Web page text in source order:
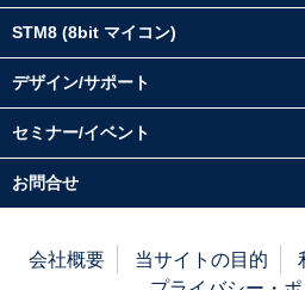
STM8 (8bit マイコン)
デザイン/サポート
セミナー/イベント
お問合せ
会社概要 当サイトの目的